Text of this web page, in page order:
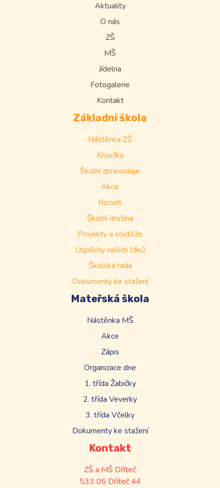
Aktuality
O nás
ZŠ
MŠ
Jídelna
Fotogalerie
Kontakt
Základní škola
Nástěnka ZŠ
Kroužky
Školní zpravodaje
Akce
Rozvrh
Školní družina
Projekty a soutěže
Úspěchy našich žáků
Školská rada
Dokumenty ke stažení
Mateřská škola
Nástěnka MŠ
Akce
Zápis
Organizace dne
1. třída Žabičky
2. třída Veverky
3. třída Včelky
Dokumenty ke stažení
Kontakt
ZŠ a MŠ Dříteč
533 05 Dříteč 44